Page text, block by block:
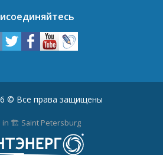
© Все права защищены
in 🏗️ Saint Petersburg